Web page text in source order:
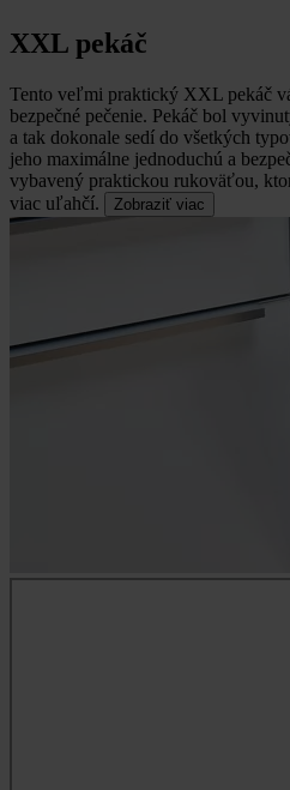
XXL pekáč
Tento veľmi praktický XXL pekáč
bezpečné pečenie. Pekáč bol
a tak dokonale sedí do všetkých
jeho maximálne jednoduchú a
vybavený praktickou rukoväťou,
viac uľahčí.
Zobraziť viac